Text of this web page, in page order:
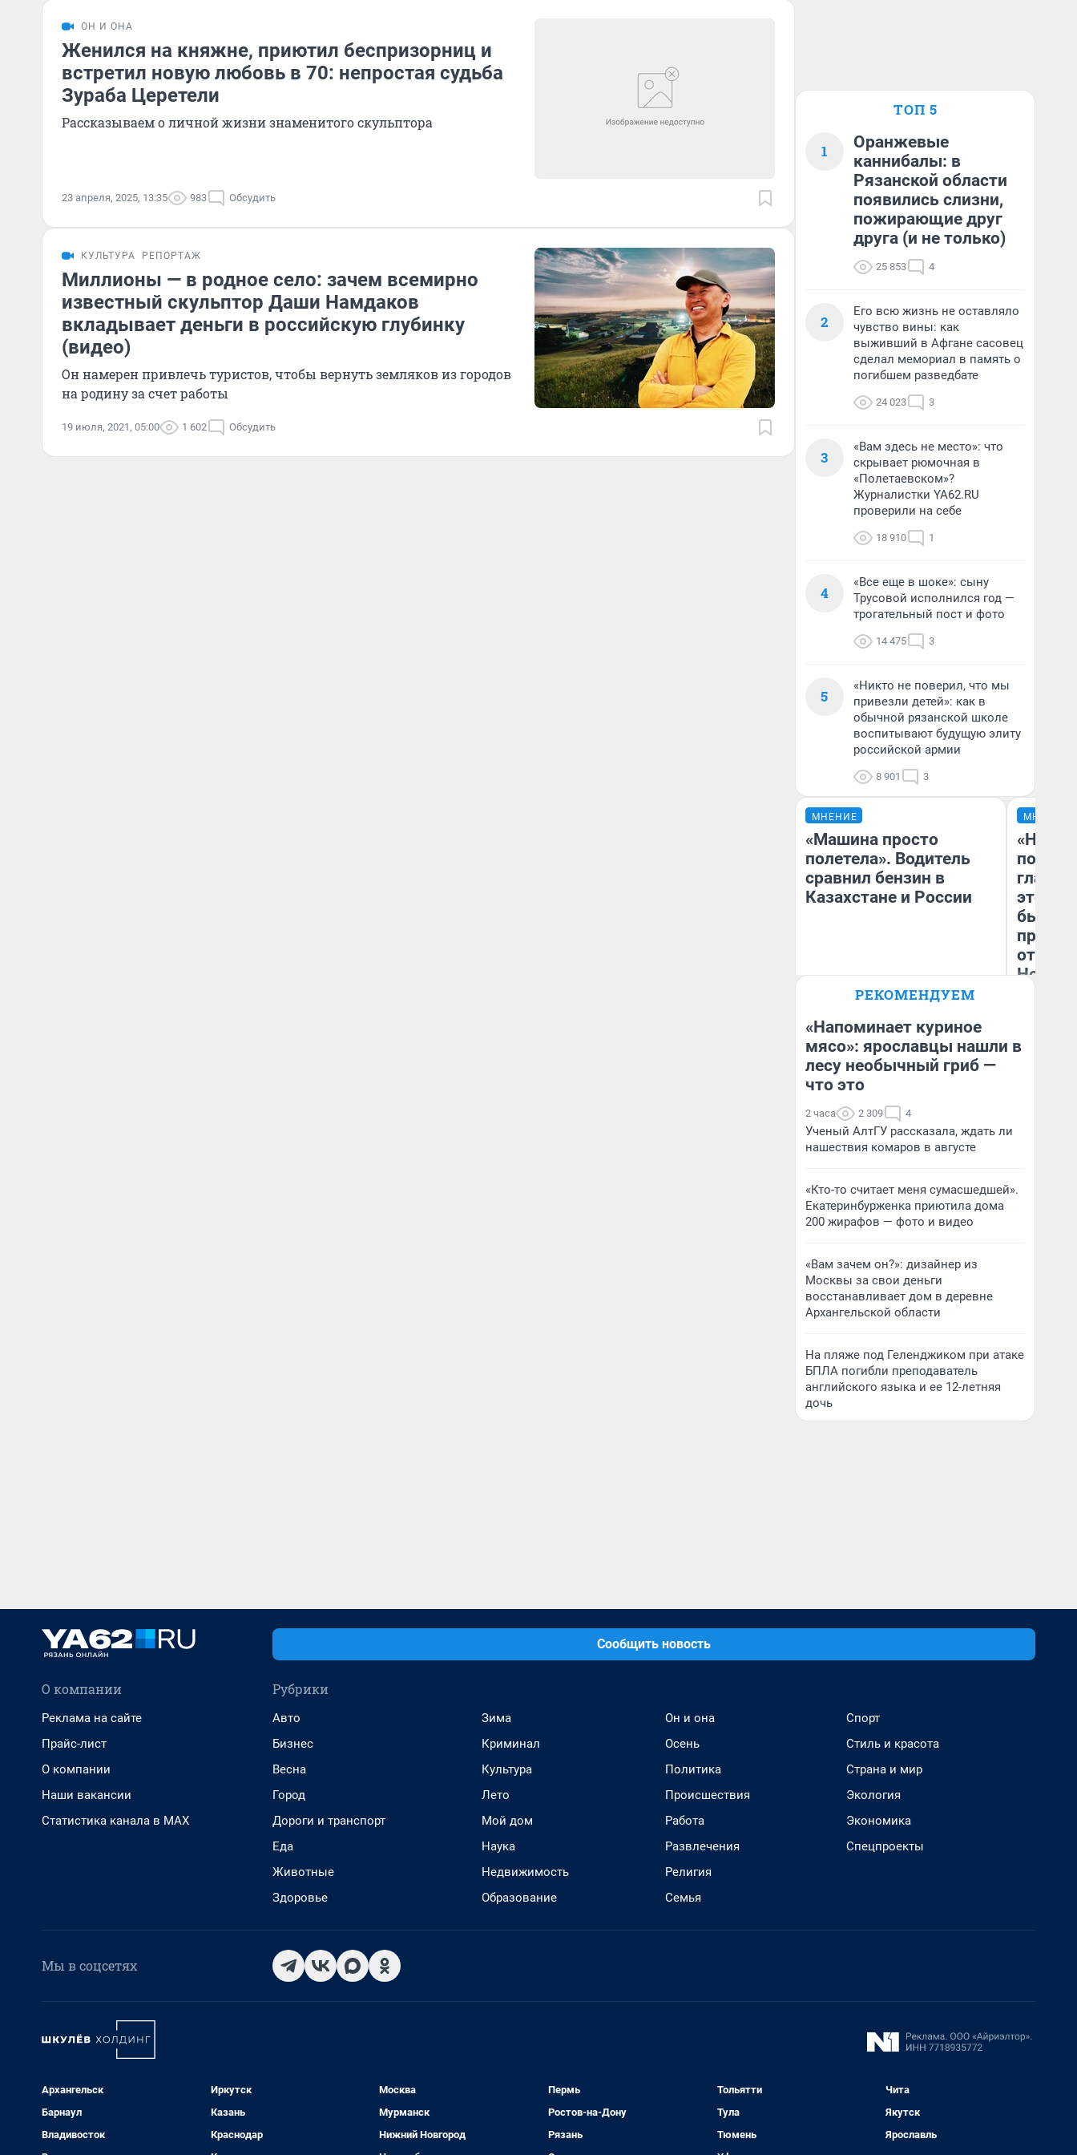
ОН И ОНА
Женился на княжне, приютил беспризорниц и
встретил новую любовь в 70: непростая судьба
Зураба Церетели
Рассказываем о личной жизни знаменитого скульптора
23 апреля, 2025, 13:35 983 Обсудить
КУЛЬТУРА РЕПОРТАЖ
Миллионы — в родное село: зачем всемирно
известный скульптор Даши Намдаков
вкладывает деньги в российскую глубинку
(видео)
Он намерен привлечь туристов, чтобы вернуть земляков из городов
на родину за счет работы
19 июля, 2021, 05:00 1 602 Обсудить
ТОП 5
1
Оранжевые
каннибалы: в
Рязанской области
появились слизни,
пожирающие друг
друга (и не только)
25 853 4
2
Его всю жизнь не оставляло
чувство вины: как
выживший в Афгане сасовец
сделал мемориал в память о
погибшем разведбате
24 023 3
3
«Вам здесь не место»: что
скрывает рюмочная в
«Полетаевском»?
Журналистки YA62.RU
проверили на себе
18 910 1
4
«Все еще в шоке»: сыну
Трусовой исполнился год —
трогательный пост и фото
14 475 3
5
«Никто не поверил, что мы
привезли детей»: как в
обычной рязанской школе
воспитывают будущую элиту
российской армии
8 901 3
МНЕНИЕ
«Машина просто
полетела». Водитель
сравнил бензин в
Казахстане и России
Анатолий Кузнецов
МНЕНИЕ
этого
бьет
отзыв
Нолана
РЕКОМЕНДУЕМ
«Напоминает куриное
мясо»: ярославцы нашли в
лесу необычный гриб —
что это
2 часа 2 309 4
Ученый АлтГУ рассказала, ждать ли
нашествия комаров в августе
«Кто-то считает меня сумасшедшей».
Екатеринбурженка приютила дома
200 жирафов — фото и видео
«Вам зачем он?»: дизайнер из
Москвы за свои деньги
восстанавливает дом в деревне
Архангельской области
На пляже под Геленджиком при атаке
БПЛА погибли преподаватель
английского языка и ее 12-летняя
дочь
Сообщить новость
О компании
Реклама на сайте
Прайс-лист
О компании
Наши вакансии
Статистика канала в MAX
Рубрики
Авто
Бизнес
Весна
Город
Дороги и транспорт
Еда
Животные
Здоровье
Зима
Криминал
Культура
Лето
Мой дом
Наука
Недвижимость
Образование
Он и она
Осень
Политика
Происшествия
Работа
Развлечения
Религия
Семья
Спорт
Стиль и красота
Страна и мир
Экология
Экономика
Спецпроекты
Мы в соцсетях
Архангельск
Барнаул
Владивосток
Иркутск
Казань
Краснодар
Москва
Мурманск
Нижний Новгород
Пермь
Ростов-на-Дону
Рязань
Тольятти
Тула
Тюмень
Чита
Якутск
Ярославль